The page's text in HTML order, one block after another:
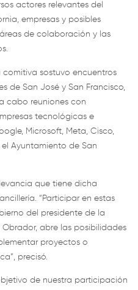
actores relevantes del
empresas y posibles
de colaboración y las
sostuvo encuentros
de San José y San Francisco,
cabo reuniones con
tecnológicas e
Microsoft, Meta, Cisco,
Ayuntamiento de San
que tiene dicha
“Participar en estas
del presidente de la
Obrador, abre las posibilidades
proyectos o
precisó.
de nuestra participación